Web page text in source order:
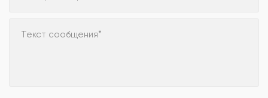
Текст сообщения*